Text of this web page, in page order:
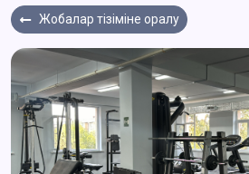
Жобалар тізіміне оралу